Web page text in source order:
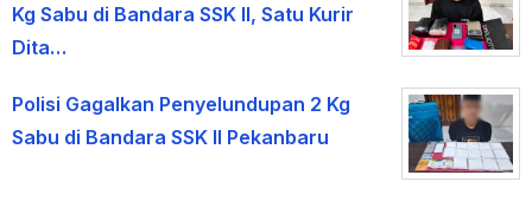
Kg Sabu di Bandara SSK II, Satu Kurir
Dita…
Polisi Gagalkan Penyelundupan 2 Kg
Sabu di Bandara SSK II Pekanbaru